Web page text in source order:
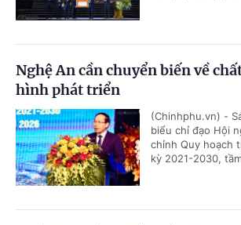
Nghệ An cần chuyển biến về
hình phát triển
(Chinhphu.vn) -
biểu chỉ đạo Hội
chỉnh Quy hoạch
kỳ 2021-2030,